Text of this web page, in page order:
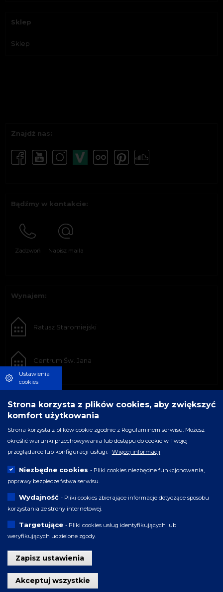
Sklep
Sklep
Znajdź nas:
Bądźmy w kontakcie:
Zadzwoń Napisz maila
Wynajem:
Ratusz Staromiejski
Centrum Św. Jana
Ustawienia
cookies
Strona korzysta z plików cookies, aby zwiększyć
komfort użytkowania
Strona korzysta z plików cookie zgodnie z Regulaminem serwisu. Możesz
określić warunki przechowywania lub dostępu do cookie w Twojej
przeglądarce lub konfiguracji usługi.
Więcej informacji
Niezbędne cookies - Pliki cookies niezbędne funkcjonowania,
poprawy bezpieczeństwa serwisu.
Wydajność - Pliki cookies zbierające informacje dotyczące sposobu
korzystania ze strony internetowej.
Targetujące - Pliki cookies usług identyfikujących lub
weryfikujących udzielone zgody.
Zapisz ustawienia
Akceptuj wszystkie